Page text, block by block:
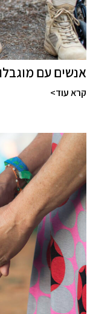
אנשים עם
קרא עוד>